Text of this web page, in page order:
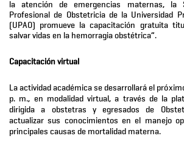
la atención de emergencias maternas, la
Profesional de Obstetricia de la Universidad
(UPAO) promueve la capacitación gratuita
salvar vidas en la hemorragia obstétrica”.
Capacitación virtual
La actividad académica se desarrollará el
p. m., en modalidad virtual, a través de la
dirigida a obstetras y egresados de
actualizar sus conocimientos en el manejo
principales causas de mortalidad materna.